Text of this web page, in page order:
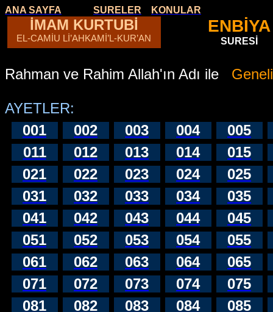
ANA SAYFA SURELER KONULAR
İMAM KURTUBİ
EL-CAMİU Lİ’AHKAMİ’L-KUR’AN
ENBİYA
SURESİ
Rahman ve Rahim Allah'ın Adı ile
AYETLER:
001
002 003 004
005
011
012 013 014
015
021
022 023 024
025
031
032 033 034
035
041
042 043 044
045
051
052 053 054
055
061
062 063 064
065
071
072 073 074
075
081
082 083 084
085